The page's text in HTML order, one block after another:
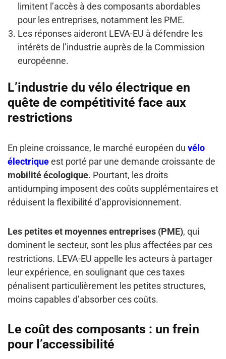
limitent l’accès à des composants abordables
pour les entreprises, notamment les PME.
Les réponses aideront LEVA-EU à défendre les
intérêts de l’industrie auprès de la Commission
européenne.
L’industrie du vélo électrique en
quête de compétitivité face aux
restrictions
En pleine croissance, le marché européen du vélo
électriqueest porté par une demande croissante de
mobilité écologique. Pourtant, les droits
antidumping imposent des coûts supplémentaires et
réduisent la flexibilité d’approvisionnement.
Les petites et moyennes entreprises (PME), qui
dominent le secteur, sont les plus affectées par ces
restrictions. LEVA-EU appelle les acteurs à partager
leur expérience, en soulignant que ces taxes
pénalisent particulièrement les petites structures,
moins capables d’absorber ces coûts.
Le coût des composants : un frein
pour l’accessibilité